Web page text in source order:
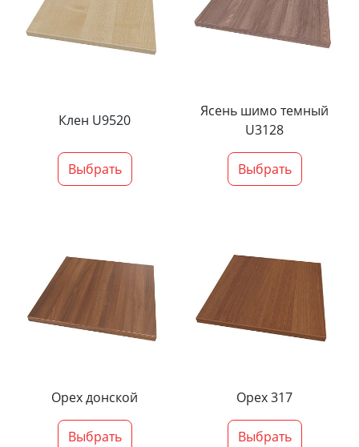
Клен U9520
Выбрать
Ясень шимо темный
U3128
Выбрать
Орех донской
Выбрать
Орех 317
Выбрать